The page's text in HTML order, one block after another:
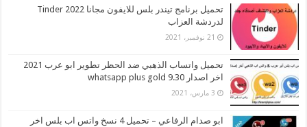
تحميل برنامج تيندر بلس للايفون مجانا 2022 Tinder
لدردشة العزاب
21 نوفمبر، 2021
تحميل واتساب الذهبي ضد الحظر تطوير ابو عرب 2021
اخر اصدار whatsapp plus gold 9.30
3 مارس، 2021
ابو صدام الرفاعي – تحميل 4 نسخ واتس اب بلس اخر